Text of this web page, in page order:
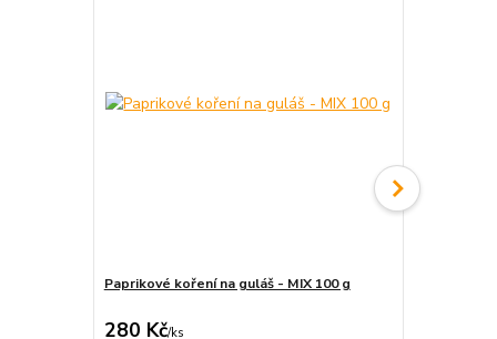
Paprikové koření na guláš - MIX 100 g
280 Kč/ks